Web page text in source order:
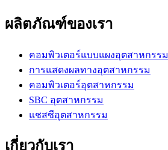
ผลิตภัณฑ์ของเรา
คอมพิวเตอร์แบบแผงอุตสาหกรรม
การแสดงผลทางอุตสาหกรรม
คอมพิวเตอร์อุตสาหกรรม
SBC อุตสาหกรรม
แชสซีอุตสาหกรรม
เกี่ยวกับเรา